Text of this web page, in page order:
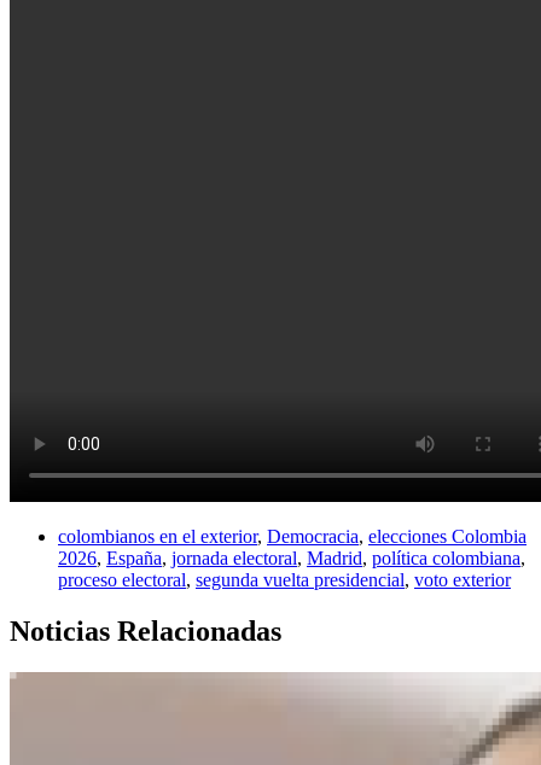
colombianos en el exterior, Democracia, elecciones Colombia
2026, España, jornada electoral, Madrid, política colombiana,
proceso electoral, segunda vuelta presidencial, voto exterior
Noticias Relacionadas